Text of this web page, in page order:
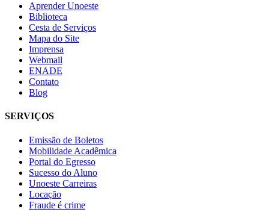
Aprender Unoeste
Biblioteca
Cesta de Serviços
Mapa do Site
Imprensa
Webmail
ENADE
Contato
Blog
SERVIÇOS
Emissão de Boletos
Mobilidade Acadêmica
Portal do Egresso
Sucesso do Aluno
Unoeste Carreiras
Locação
Fraude é crime